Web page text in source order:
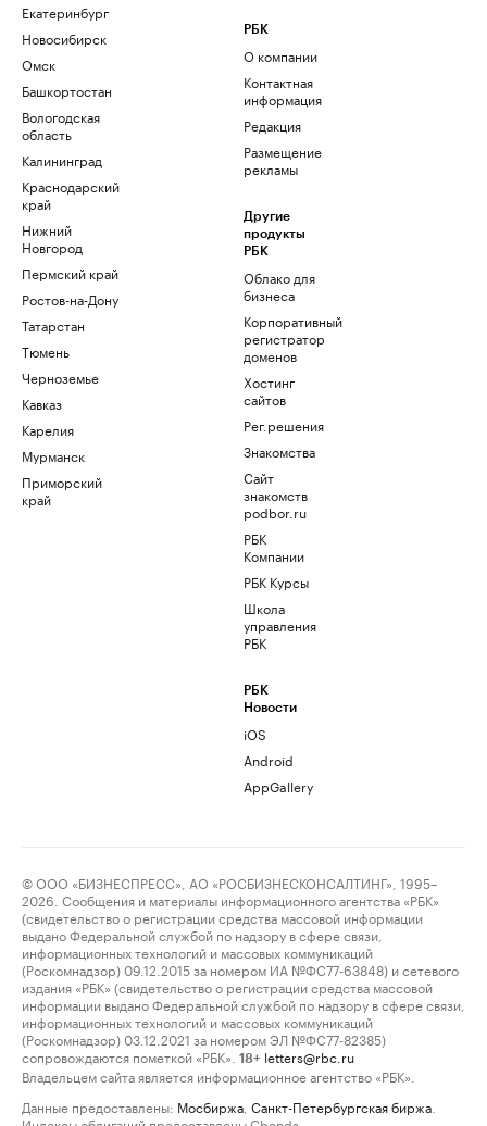
Екатеринбург
Новосибирск
Омск
Башкортостан
Вологодская
область
Калининград
Краснодарский
край
Нижний
Новгород
Пермский край
Ростов-на-Дону
Татарстан
Тюмень
Черноземье
Кавказ
Карелия
Мурманск
Приморский
край
РБК
О компании
Контактная
информация
Редакция
Размещение
рекламы
Другие
продукты
РБК
Облако для
бизнеса
Корпоративный
регистратор
доменов
Хостинг
сайтов
Рег.решения
Знакомства
Сайт
знакомств
podbor.ru
РБК
Компании
РБК Курсы
Школа
управления
РБК
РБК
Новости
iOS
Android
AppGallery
© ООО «БИЗНЕСПРЕСС», АО «РОСБИЗНЕСКОНСАЛТИНГ», 1995–
2026. Сообщения и материалы информационного агентства «РБК»
(свидетельство о регистрации средства массовой информации
выдано Федеральной службой по надзору в сфере связи,
информационных технологий и массовых коммуникаций
(Роскомнадзор) 09.12.2015 за номером ИА №ФС77-63848) и сетевого
издания «РБК» (свидетельство о регистрации средства массовой
информации выдано Федеральной службой по надзору в сфере связи,
информационных технологий и массовых коммуникаций
(Роскомнадзор) 03.12.2021 за номером ЭЛ №ФС77-82385)
сопровождаются пометкой «РБК».
18+ letters@rbc.ru
Владельцем сайта является информационное агентство «РБК».
Данные предоставлены: Мосбиржа Санкт-Петербургская биржа